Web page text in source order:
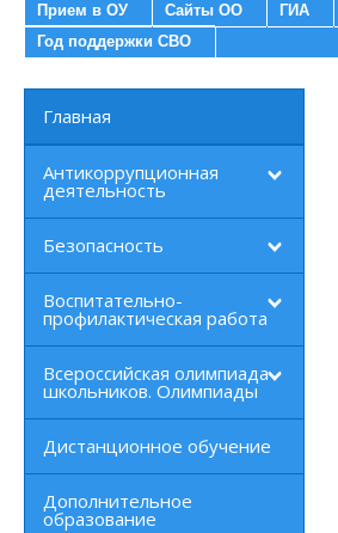
Прием в ОУ Сайты ОО ГИА
Год поддержки СВО
Главная
Антикоррупционная
деятельность
Безопасность
Воспитательно-
профилактическая работа
Всероссийская олимпиада
школьников. Олимпиады
Дистанционное обучение
Дополнительное
образование